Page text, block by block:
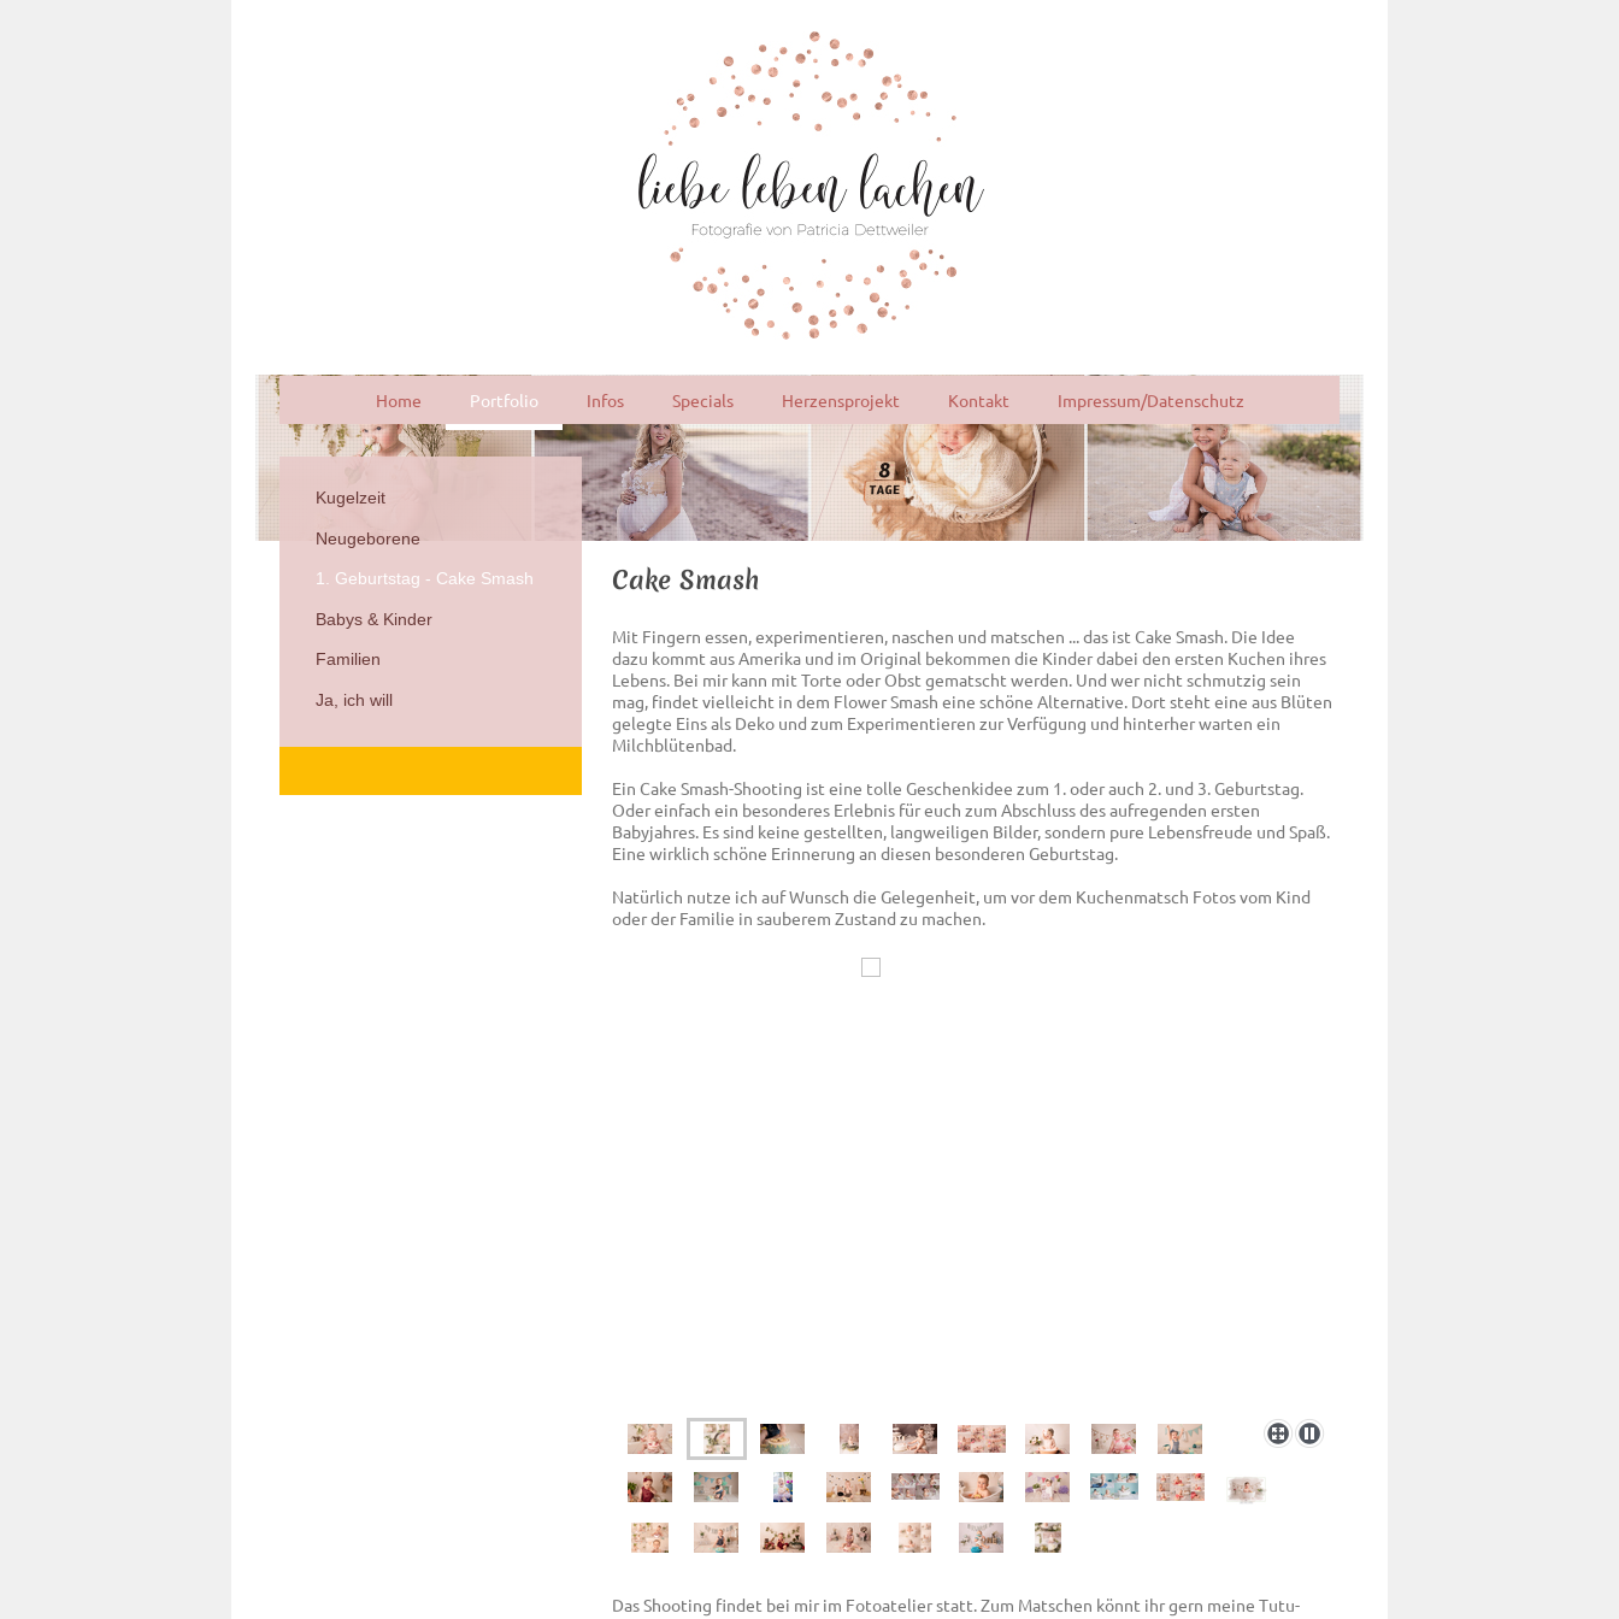
Home Portfolio Infos Specials Herzensprojekt Kontakt Impressum/Datenschutz
Cake Smash
Mit Fingern essen, experimentieren, naschen und matschen ... das ist Cake Smash. Die Idee
dazu kommt aus Amerika und im Original bekommen die Kinder dabei den ersten Kuchen ihres
Lebens. Bei mir kann mit Torte oder Obst gematscht werden. Und wer nicht schmutzig sein
mag, findet vielleicht in dem Flower Smash eine schöne Alternative. Dort steht eine aus Blüten
gelegte Eins als Deko und zum Experimentieren zur Verfügung und hinterher warten ein
Milchblütenbad.
Ein Cake Smash-Shooting ist eine tolle Geschenkidee zum 1. oder auch 2. und 3. Geburtstag.
Oder einfach ein besonderes Erlebnis für euch zum Abschluss des aufregenden ersten
Babyjahres. Es sind keine gestellten, langweiligen Bilder, sondern pure Lebensfreude und Spaß.
Eine wirklich schöne Erinnerung an diesen besonderen Geburtstag.
Natürlich nutze ich auf Wunsch die Gelegenheit, um vor dem Kuchenmatsch Fotos vom Kind
oder der Familie in sauberem Zustand zu machen.
Das Shooting findet bei mir im Fotoatelier statt. Zum Matschen könnt ihr gern meine Tutu-
Kugelzeit
Neugeborene
1. Geburtstag - Cake Smash
Babys & Kinder
Familien
Ja, ich will